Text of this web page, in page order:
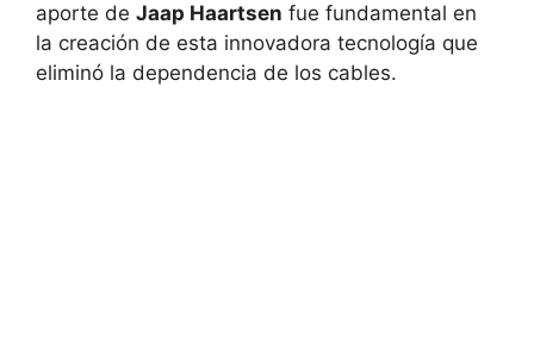
aporte de Jaap Haartsen fue fundamental en
la creación de esta innovadora tecnología que
eliminó la dependencia de los cables.